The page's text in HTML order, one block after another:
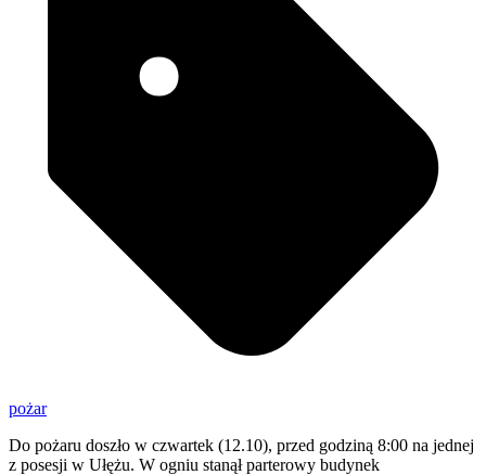
pożar
Do pożaru doszło w czwartek (12.10), przed godziną 8:00 na jednej
z posesji w Ułężu. W ogniu stanął parterowy budynek